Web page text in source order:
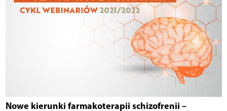
Nowe kierunki farmakoterapii schizofrenii –